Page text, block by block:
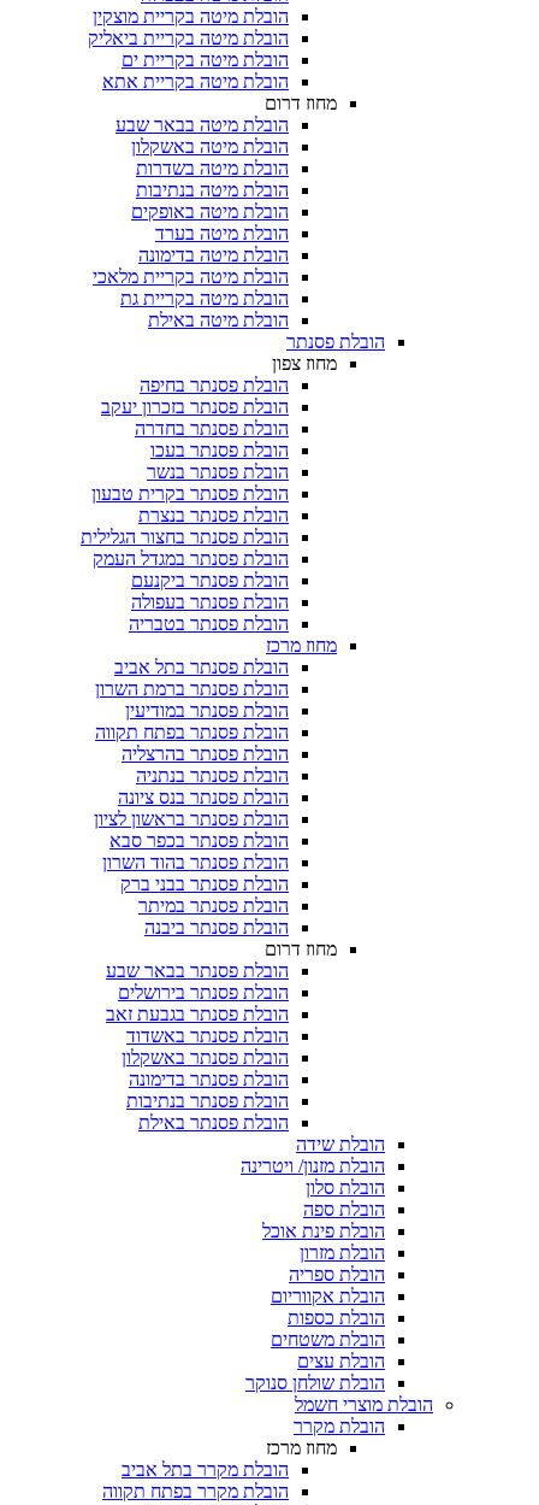
הובלת מיטה בקריית מוצקין
הובלת מיטה בקריית ביאליק
הובלת מיטה בקריית ים
הובלת מיטה בקריית אתא
מחוז דרום
הובלת מיטה בבאר שבע
הובלת מיטה באשקלון
הובלת מיטה בשדרות
הובלת מיטה בנתיבות
הובלת מיטה באופקים
הובלת מיטה בערד
הובלת מיטה בדימונה
הובלת מיטה בקריית מלאכי
הובלת מיטה בקריית גת
הובלת מיטה באילת
הובלת פסנתר
מחוז צפון
הובלת פסנתר בחיפה
הובלת פסנתר בזכרון יעקב
הובלת פסנתר בחדרה
הובלת פסנתר בעכו
הובלת פסנתר בנשר
הובלת פסנתר בקרית טבעון
הובלת פסנתר בנצרת
הובלת פסנתר בחצור הגלילית
הובלת פסנתר במגדל העמק
הובלת פסנתר ביקנעם
הובלת פסנתר בעפולה
הובלת פסנתר בטבריה
מחוז מרכז
הובלת פסנתר בתל אביב
הובלת פסנתר ברמת השרון
הובלת פסנתר במודיעין
הובלת פסנתר בפתח תקווה
הובלת פסנתר בהרצליה
הובלת פסנתר בנתניה
הובלת פסנתר בנס ציונה
הובלת פסנתר בראשון לציון
הובלת פסנתר בכפר סבא
הובלת פסנתר בהוד השרון
הובלת פסנתר בבני ברק
הובלת פסנתר במיתר
הובלת פסנתר ביבנה
מחוז דרום
הובלת פסנתר בבאר שבע
הובלת פסנתר בירושלים
הובלת פסנתר בגבעת זאב
הובלת פסנתר באשדוד
הובלת פסנתר באשקלון
הובלת פסנתר בדימונה
הובלת פסנתר בנתיבות
הובלת פסנתר באילת
הובלת שידה
הובלת מזנון/ ויטרינה
הובלת סלון
הובלת ספה
הובלת פינת אוכל
הובלת מזרון
הובלת ספריה
הובלת אקווריום
הובלת כספות​
הובלת משטחים​
הובלת עצים​
הובלת שולחן סנוקר​
הובלת מוצרי חשמל
הובלת מקרר​
מחוז מרכז
הובלת מקרר בתל אביב
הובלת מקרר בפתח תקווה